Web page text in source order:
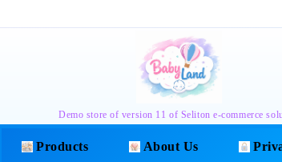
Demo store of version 11 of Seliton e-commerce
Products About Us